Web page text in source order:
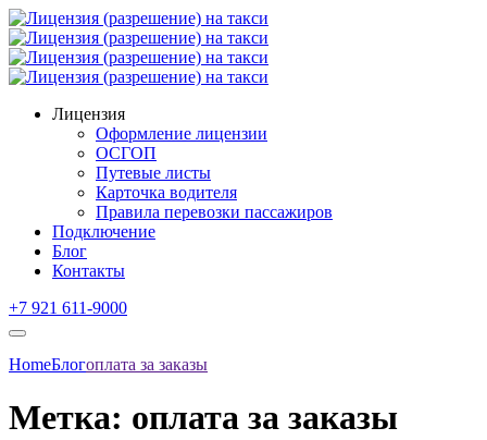
Лицензия
Оформление лицензии
ОСГОП
Путевые листы
Карточка водителя
Правила перевозки пассажиров
Подключение
Блог
Контакты
+7 921 611-9000
HomeБлогоплата за заказы
Метка: оплата за заказы